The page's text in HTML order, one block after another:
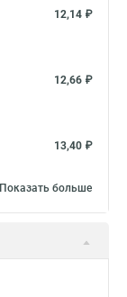
12,14 ₽
12,66 ₽
13,40 ₽
Показать больше